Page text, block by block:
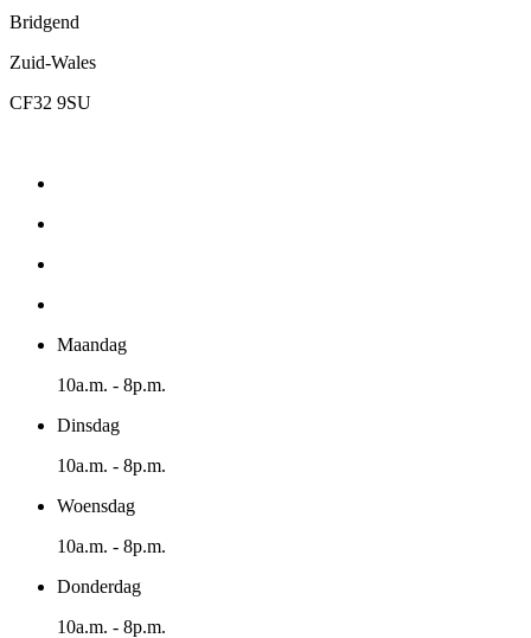
Bridgend
Zuid-Wales
CF32 9SU
Maandag
10a.m. - 8p.m.
Dinsdag
10a.m. - 8p.m.
Woensdag
10a.m. - 8p.m.
Donderdag
10a.m. - 8p.m.